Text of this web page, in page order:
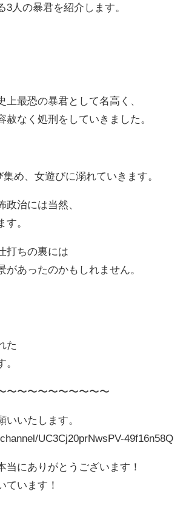
人の暴君を紹介します。
最恐の暴君として名高く、
赦なく処刑をしていきました。
め、女遊びに溺れていきます。
政治には当然、
す。
打ちの裏には
あったのかもしれません。
た
。
〜〜〜〜〜〜〜〜〜〜
いいたします。
UC3Cj20prNwsPV-49f16n58Q
当にありがとうございます！
ています！